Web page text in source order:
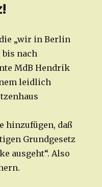
„wir in Berlin
bis nach
MdB Hendrik
leidlich
hinzufügen, daß
Grundgesetz
ausgeht“. Also